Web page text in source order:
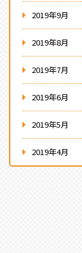
2019年9月
2019年8月
2019年7月
2019年6月
2019年5月
2019年4月